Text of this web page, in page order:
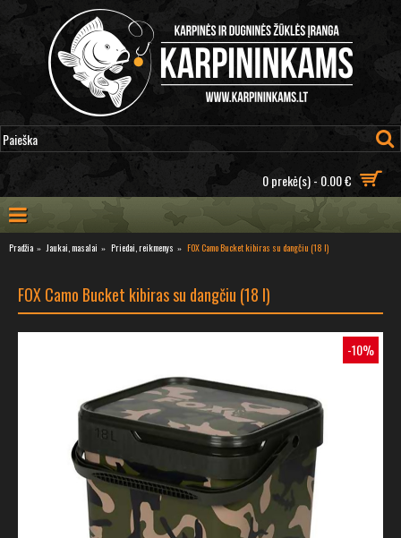
0 prekė(s) - 0.00 €
Pradžia Jaukai, masalai Priedai, reikmenys FOX Camo Bucket kibiras su dangčiu (18 l)
FOX Camo Bucket kibiras su dangčiu (18 l)
-10%